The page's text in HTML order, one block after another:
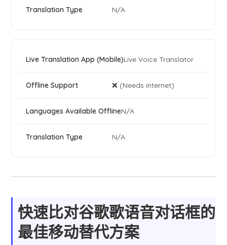
N/A
Live Voice Translator
❌ (Needs internet)
N/A
N/A
快速比对谷歌歌语音对话框的
最佳移动替代方案